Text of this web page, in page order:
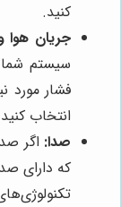
کنید.
جریان هوا
سیستم شما
فشار مورد
انتخاب
صدا: اگر